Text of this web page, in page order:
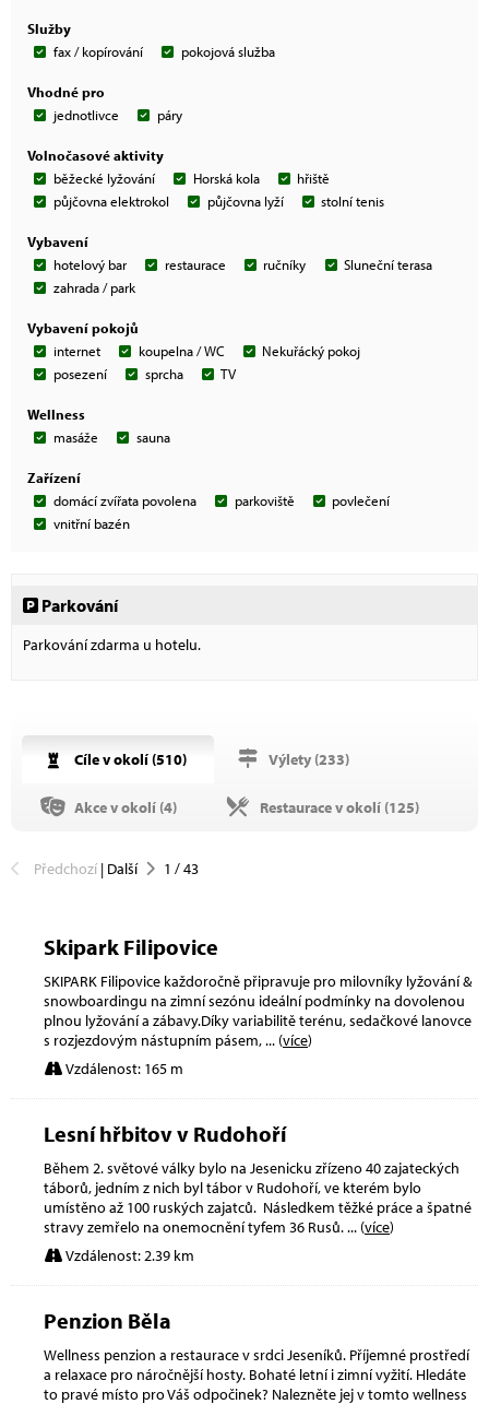
Služby
fax / kopírování
pokojová služba
Vhodné pro
jednotlivce
páry
Volnočasové aktivity
běžecké lyžování
Horská kola
hřiště
půjčovna elektrokol
půjčovna lyží stolní tenis
Vybavení
hotelový bar
restaurace ručníky
Sluneční terasa
zahrada / park
Vybavení pokojů
internet
koupelna / WC
Nekuřácký pokoj
posezení
sprcha TV
Wellness
masáže
sauna
Zařízení
domácí zvířata povolena
parkoviště
povlečení
vnitřní bazén
Parkování
Parkování zdarma u hotelu.
Cíle v okolí (510) Výlety (233)
Akce v okolí (4) Restaurace v okolí (125)
Předchozí | Další 1 /43
Skipark Filipovice
SKIPARK Filipovice každoročně připravuje pro milovníky lyžování &
snowboardingu na zimní sezónu ideální podmínky na dovolenou
plnou lyžování a zábavy.Díky variabilitě terénu, sedačkové lanovce
s rozjezdovým nástupním pásem,... (více)
Vzdálenost: 165 m
Lesní hřbitov v Rudohoří
Během 2. světové války bylo na Jesenicku zřízeno 40 zajateckých
táborů, jedním z nich byl tábor v Rudohoří, ve kterém bylo
umístěno až 100 ruských zajatců. Následkem těžké práce a špatné
stravy zemřelo na onemocnění tyfem 36 Rusů.... (více)
Vzdálenost: 2.39 km
Penzion Běla
Wellness penzion a restaurace v srdci Jeseníků. Příjemné prostředí
a relaxace pro náročnější hosty. Bohaté letní i zimní vyžití. Hledáte
to pravé místo pro Váš odpočinek? Nalezněte jej v tomto wellness